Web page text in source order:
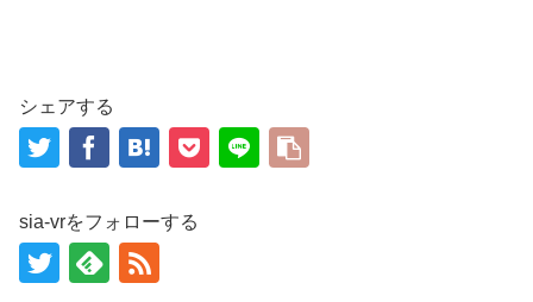
シェアする
sia-vrをフォローする